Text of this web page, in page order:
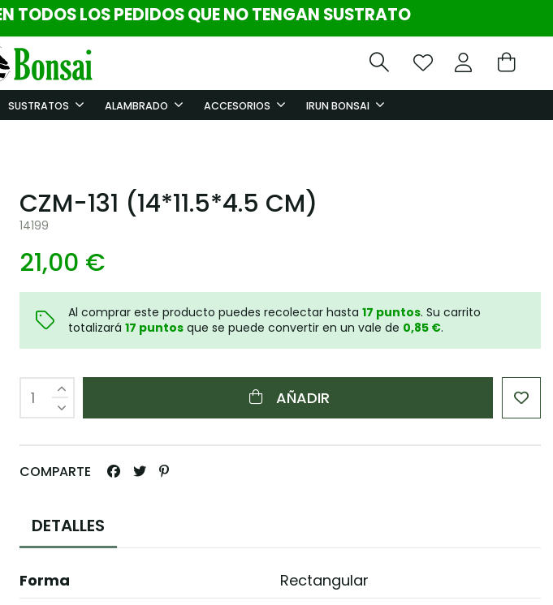
TODOS LOS PEDIDOS QUE NO TENGAN SUSTRATO
SUSTRATOS ALAMBRADO ACCESORIOS IRUN BONSAI
CZM-131 (14*11.5*4.5 CM)
14199
21,00 €
Al comprar este producto puedes recolectar hasta 17 puntos. Su carrito
totalizará 17 puntos que se puede convertir en un vale de 0,85 €.
AÑADIR
COMPARTE
DETALLES
Forma
Rectangular